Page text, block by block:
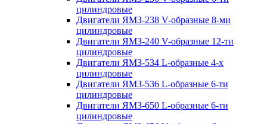
цилиндровые
Двигатели ЯМЗ-238 V-образные 8-ми
цилиндровые
Двигатели ЯМЗ-240 V-образные 12-ти
цилиндровые
Двигатели ЯМЗ-534 L-образные 4-х
цилиндровые
Двигатели ЯМЗ-536 L-образные 6-ти
цилиндровые
Двигатели ЯМЗ-650 L-образные 6-ти
цилиндровые